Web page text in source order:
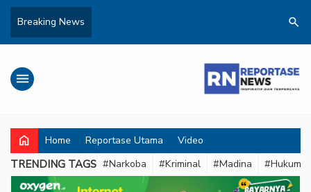
Breaking News search
menu
home Home Reportase Utama Video
TRENDING TAGS #Narkoba #Kriminal #Madina #Hukum